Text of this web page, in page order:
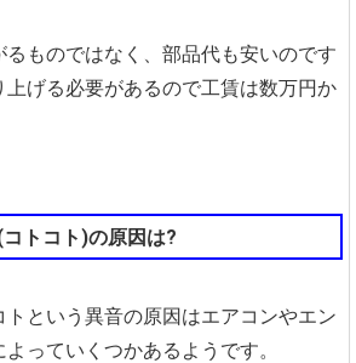
ものではなく、部品代も安いのです
上げる必要があるので工賃は数万円か
トコト)の原因は?
トという異音の原因はエアコンやエン
っていくつかあるようです。